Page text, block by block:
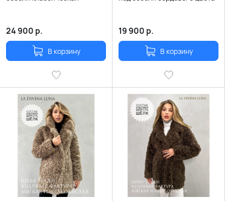
24 900 р.
В корзину
19 900 р.
В корзину